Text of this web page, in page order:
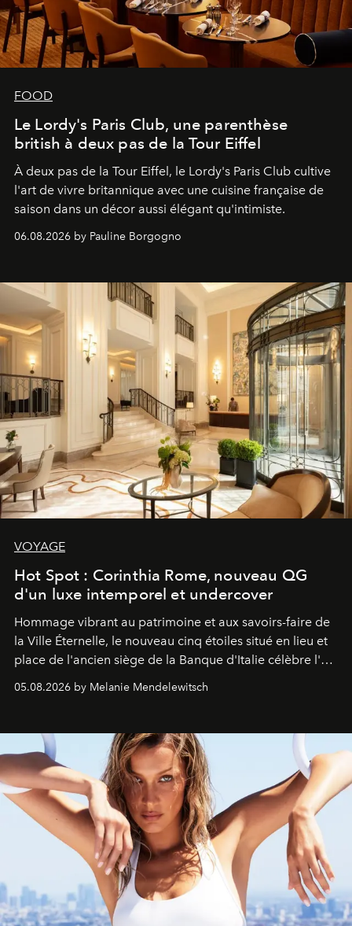
FOOD
Le Lordy's Paris Club, une parenthèse
british à deux pas de la Tour Eiffel
À deux pas de la Tour Eiffel, le Lordy's Paris Club cultive
l'art de vivre britannique avec une cuisine française de
saison dans un décor aussi élégant qu'intimiste.
06.08.2026 by Pauline Borgogno
VOYAGE
Hot Spot : Corinthia Rome, nouveau QG
d'un luxe intemporel et undercover
Hommage vibrant au patrimoine et aux savoirs-faire de
la Ville Éternelle, le nouveau cinq étoiles situé en lieu et
place de l'ancien siège de la Banque d'Italie célèbre l'art
de vivre Romain dans toute son élégance intemporelle.
05.08.2026 by Melanie Mendelewitsch